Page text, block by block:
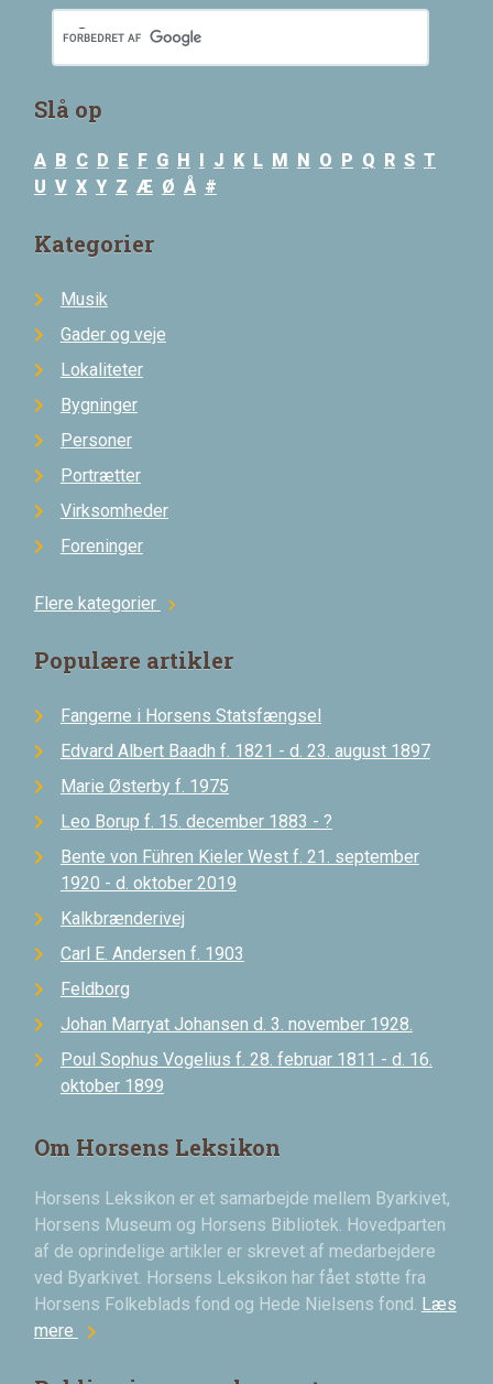
Slå op
A B C D E F G H J K L M N O P Q R S T
U V X Y Z Æ Ø Å #
Kategorier
Musik
Gader og veje
Lokaliteter
Bygninger
Personer
Portrætter
Virksomheder
Foreninger
Flere kategorier chevron_right
Populære artikler
Fangerne i Horsens Statsfængsel
Edvard Albert Baadh f. 1821 - d. 23. august 1897
Marie Østerby f. 1975
Leo Borup f. 15. december 1883 - ?
Bente von Führen Kieler West f. 21. september
1920 - d. oktober 2019
Kalkbrænderivej
Carl E. Andersen f. 1903
Feldborg
Johan Marryat Johansen d. 3. november 1928.
Poul Sophus Vogelius f. 28. februar 1811 - d. 16.
oktober 1899
Om Horsens Leksikon
Horsens Leksikon er et samarbejde mellem Byarkivet,
Horsens Museum og Horsens Bibliotek. Hovedparten
af de oprindelige artikler er skrevet af medarbejdere
ved Byarkivet. Horsens Leksikon har fået støtte fra
Horsens Folkeblads fond og Hede Nielsens fond. Læs
mere chevron_right